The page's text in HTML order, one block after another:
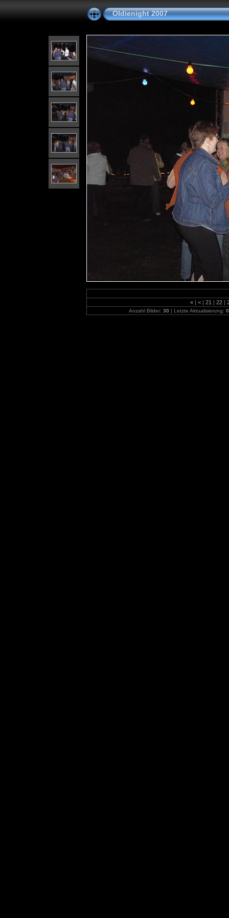
Oldienight 2007
« | < | 21 | 22 |
Anzahl Bilder: 30 | Letzte Aktualisierung: